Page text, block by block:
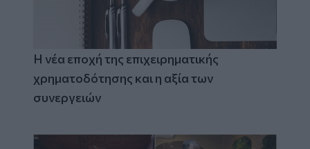
Η νέα εποχή της επιχειρηματικής
χρηματοδότησης και η αξία των
συνεργειών